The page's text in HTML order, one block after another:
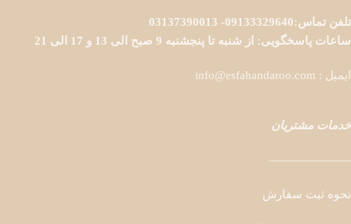
تلفن تماس:09133329640- 03137390013
ساعات پاسخگویی: از شنبه تا پنجشنبه 9 صبح الی 13 و 17 الی 21
ایمیل : info@esfahandaroo.com
خدمات مشتریان
———————
نحوه ثبت سفارش